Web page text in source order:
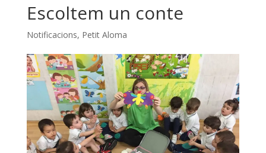
Escoltem un conte
Notificacions, Petit Aloma